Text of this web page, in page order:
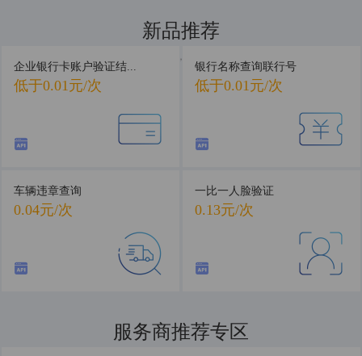
新品推荐
新品首发，抢先体验
企业银行卡账户验证结...
低于0.01元/次
银行名称查询联行号
低于0.01元/次
车辆违章查询
0.04元/次
一比一人脸验证
0.13元/次
服务商推荐专区